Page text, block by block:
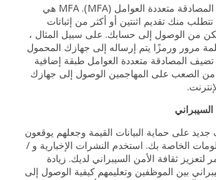
تأكد من استخدام المصادقة متعددة العوامل (MFA). MFA هي
منك تقديم اثنتين أو أكثر من إثباتات
من الوصول إلى حسابك. على سبيل المثال ،
مرور ورمزًا يتم إرساله إلى جهازك المحمول
المصادقة متعددة العوامل طبقة إضافية
من الصعب على المهاجمين الوصول إلى جهازك
على حماية البيانات القيمة وجعلهم يوقعون
الخاصة بك. استخدم النشرات الإخبارية و /
لتعزيز ثقافة الأمن السيبراني لديك. زيادة
بين الموظفين وتعليمهم كيفية الوصول إلى